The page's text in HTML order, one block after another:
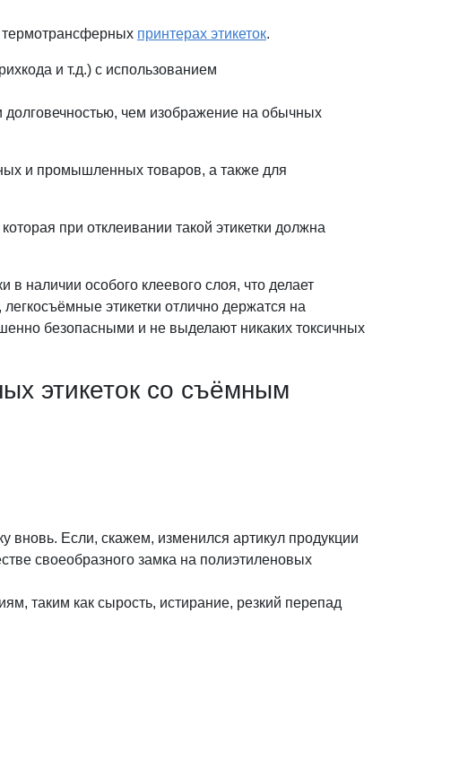
термотрансферных принтерах этикеток.
и т.д.) с использованием
долговечностью, чем изображение на обычных
и промышленных товаров, а также для
при отклеивании такой этикетки должна
в наличии особого клеевого слоя, что делает
этикетки отлично держатся на
безопасными и не выделают никаких токсичных
этикеток со съёмным
вновь. Если, скажем, изменился артикул продукции
своеобразного замка на полиэтиленовых
таким как сырость, истирание, резкий перепад